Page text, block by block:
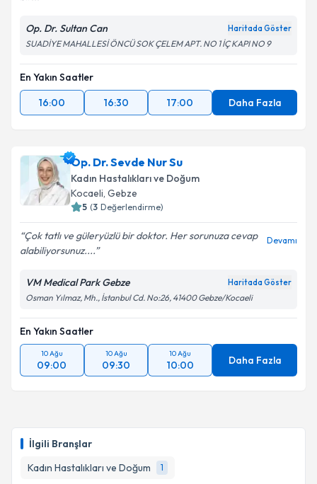
İlgili Branşlar
Kadın Hastalıkları ve Doğum
1
Op. Dr. Sultan Can Haritada Göster
SUADİYE MAHALLESİ ÖNCÜ SOK ÇELEM APT. NO 1 İÇ KAPI NO 9
En Yakın Saatler
16:00
16:30 17:00 Daha Fazla
Op. Dr. Sevde Nur Su
Kadın Hastalıkları ve Doğum
Kocaeli, Gebze
5 (3 Değerlendirme)
Çok tatlı ve güleryüzlü bir doktor. Her sorunuza cevap
alabiliyorsunuz....
Devamı
VM Medical Park Gebze Haritada Göster
Osman Yılmaz, Mh., İstanbul Cd. No:26, 41400 Gebze/Kocaeli
En Yakın Saatler
10 Ağu
09:00
10 Ağu
09:30
10 Ağu
10:00 Daha Fazla